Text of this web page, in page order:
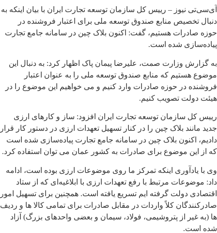
آی‌سی‌تی نیوز – رییس کل سازمان توسعه تجارت ایران با بیان اینکه به
دنبال تخصیص منابع صندوق توسعه ملی برای اعتبار فروشنده در
حوزه صادرات هستیم، گفت: اکنون بلاک چین در سامانه جامع تجارت
پیاده‌سازی شده است.
به گزارش وزارت صمت، علیرضا پیمان پاک اظهار کرد: به دنبال این
موضوع هستیم که منابع صندوق توسعه ملی را به عنوان اعتبار
فروشنده در حوزه صادرات وارد کنیم و می خواهیم این موضوع را در
هیئت دولت تصویب کنیم.
رییس کل سازمان توسعه تجارت ایران افزود: ساز و کارهای ارزی
جدید مانند بلاک چین را در کنار تسهیل تعهدات ارزی در دستور کار قرار
دادیم، اکنون بلاک چین در سامانه جامع تجارت پیاده‌سازی شده است
که از این موضوع برای صادرات به کشور عمان می توان استفاده کرد.
وی با یادآوری اینکه تمرکز ما روی موضوعات ارزی بوده است، ادامه
داد: موضوعات مرتبط با رفع تعهدات ارزی با ابلاغیه‌ای که از ستاد
اقتصادی دولت گرفته ایم تسریع یافته است. همچنین برای تسهیل امور
صادرکنندگان کلاً واردات در مقابل صادرات برای تمامی کالا ها و ردیف
ها (به غیر از پتروشیمی، فولاد، سیمان و بعضی واحدهای بزرگ) آزاد
شده است.